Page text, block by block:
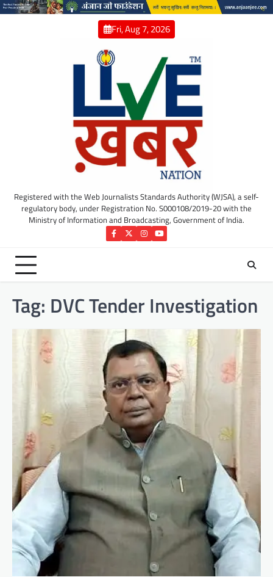
Skip
Fri, Aug 7, 2026
Registered with the Web Journalists Standards Authority (WJSA), a self-
regulatory body, under Registration No. S000108/2019-20 with the
Ministry of Information and Broadcasting, Government of India.
Facebook
TwitterInstagram
YouTube
Tag: DVC Tender Investigation